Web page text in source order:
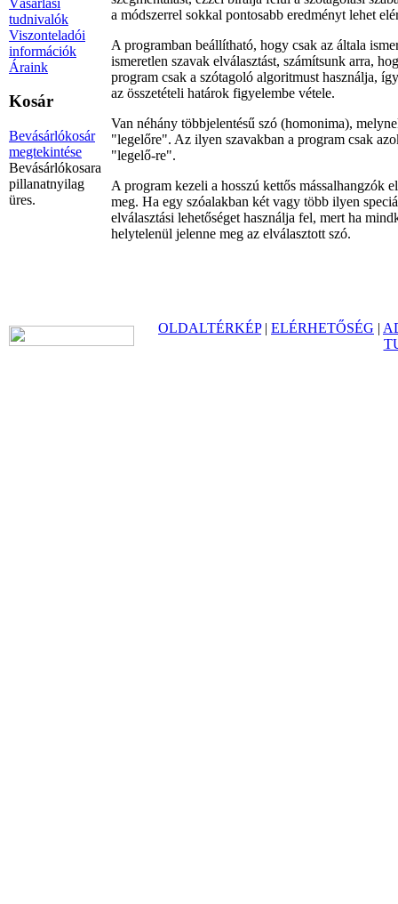
tudnivalók
Viszonteladói
információk
Áraink
Kosár
Bevásárlókosár
megtekintése
Bevásárlókosara
pillanatnyilag
üres.
a módszerrel sokkal pontosabb eredményt lehet
A programban beállítható, hogy csak az általa
ismeretlen szavak elválasztást, számítsunk arra,
program csak a szótagoló algoritmust használja,
az összetételi határok figyelembe vétele.
Van néhány többjelentésű szó (homonima),
"legelőre". Az ilyen szavakban a program csak
"legelő-re".
A program kezeli a hosszú kettős mássalhangzók
meg. Ha egy szóalakban két vagy több ilyen
elválasztási lehetőséget használja fel, mert ha
helytelenül jelenne meg az elválasztott szó.
OLDALTÉRKÉP| ELÉRHETŐSÉG |